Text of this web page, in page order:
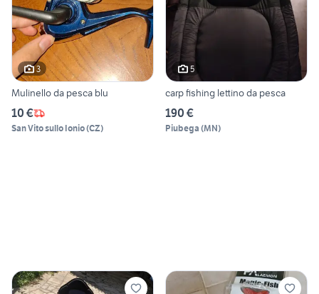
3
Mulinello da pesca blu
10 €
San Vito sullo Ionio(CZ)
5
carp fishing lettino da pesca
190 €
Piubega (MN)